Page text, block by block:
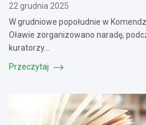
22 grudnia 2025
W grudniowe popołudnie w
Oławie zorganizowano naradę,
kuratorzy…
Przeczytaj